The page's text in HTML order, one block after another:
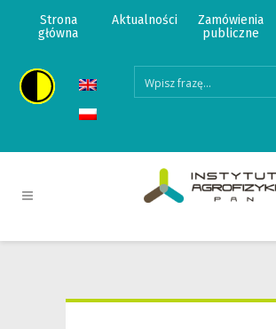
Strona
główna
Aktualności
Zamówienia
publiczne